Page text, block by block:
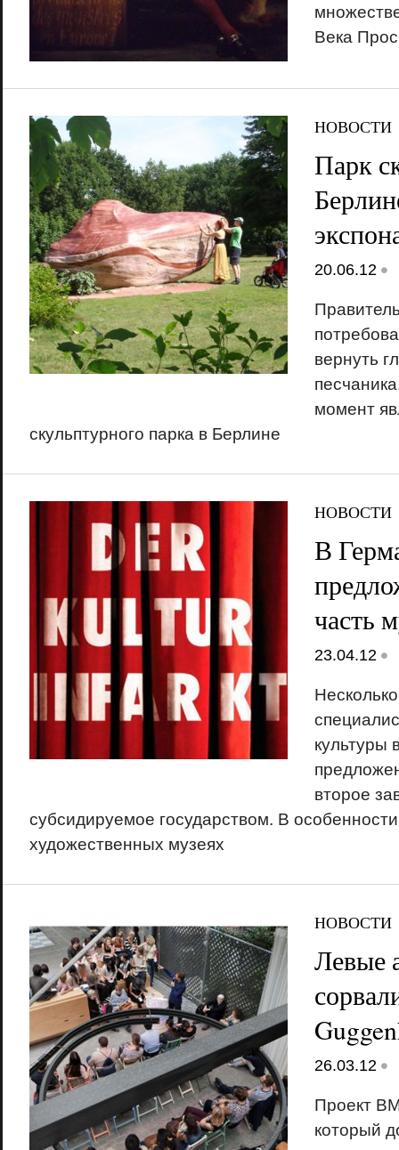
Века
НОВОСТИ
Парк
20.06.12 •
вернуть
момент
скульптурного парка в Берлине
НОВОСТИ
В
часть
23.04.12 •
культуры
второе
субсидируемое государством. В
художественных музеях
НОВОСТИ
Левые
26.03.12 •
Проект
который